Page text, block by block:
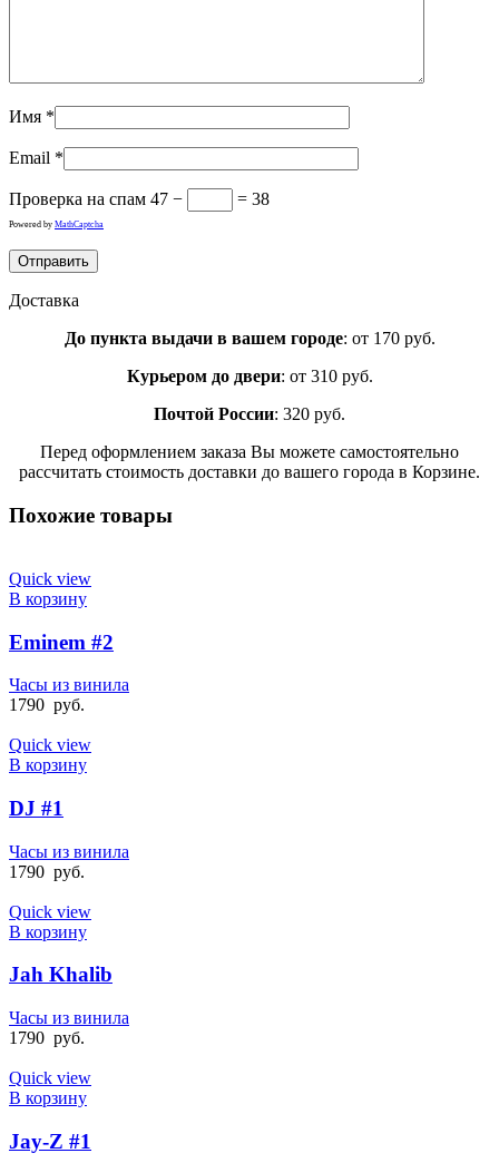
Имя *
Email *
Проверка на спам 47 − = 38
Powered by MathCaptcha
Доставка
До пункта выдачи в вашем городе: от 170 руб.
Курьером до двери: от 310 руб.
Почтой России: 320 руб.
Перед оформлением заказа Вы можете самостоятельно
рассчитать стоимость доставки до вашего города в Корзине.
Похожие товары
Quick view
В корзину
Eminem #2
Часы из винила
1790 руб.
Quick view
В корзину
DJ #1
Часы из винила
1790 руб.
Quick view
В корзину
Jah Khalib
Часы из винила
1790 руб.
Quick view
В корзину
Jay-Z #1